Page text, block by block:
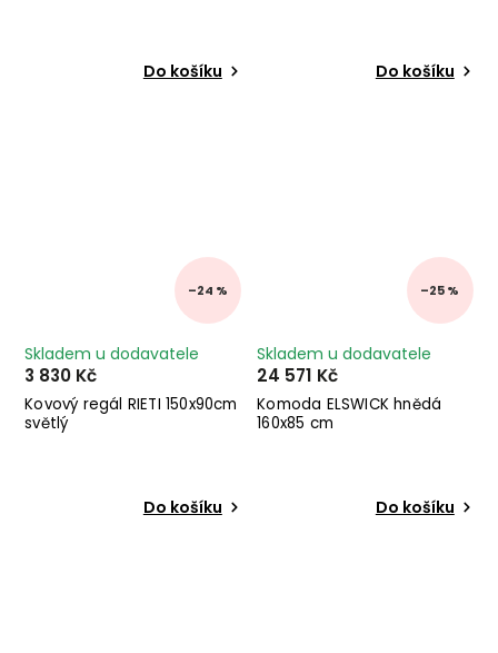
Do košíku Do košíku
–24 %
Kovový regál RIETI 150x90cm
světlý
Skladem u dodavatele
3 830 Kč
Do košíku
–25 %
Komoda ELSWICK hnědá
160x85 cm
Skladem u dodavatele
24 571 Kč
Do košíku